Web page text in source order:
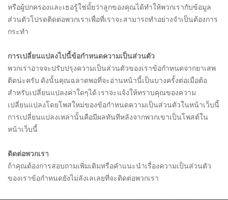
หรือผู้ปกครองและเธอรู้ใช่มั้ยว่าลูกของคุณได้ทำให้พวกเรากับข้อมูล
ส่วนตัวโปรดติดต่อพวกเราเพื่อที่เราจะสามารถทำอย่างจำเป็นต้องการ
กระทำ
การเปลี่ยนแปลงไปนี้ข้อกำหนดความเป็นส่วนตัว
พวกเราอาจจะปรับปรุงความเป็นส่วนตัวของเราข้อกำหนดจากยาเสพ
ติดน่ะครับ ดังนั้นคุณฉลาดพอที่จะอ่านหน้านี้เป็นบางครั้งต่อเมื่อต้อ
สำหรับเปลี่ยนแปลงค่าใดๆได้ เราจะแจ้งให้ทราบคุณของความ
เปลี่ยนแปลงโดยโพสใหม่ของข้อกำหนดความเป็นส่วนตัวในหน้าเว็บนี้
การเปลี่ยนแปลงเหล่านั้นคือมีผลทันทีหลังจากพวกเขาเป็นโพสต์ใน
หน้าเว็บนี้
ติดต่อพวกเรา
ถ้าคุณต้องการสอบถามเพิ่มเติมหรือคำแนะนำเรื่องความเป็นส่วนตัว
ของเราข้อกำหนดยังไม่ลังเลเลยที่จะติดต่อพวกเรา